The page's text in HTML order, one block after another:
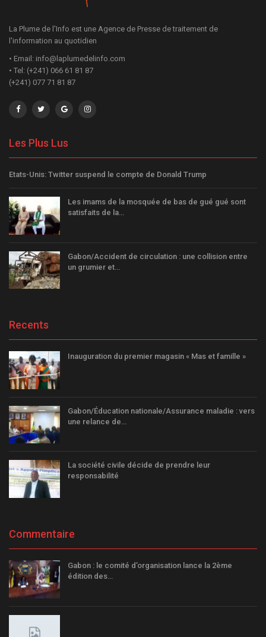
La Plume de l'Info est une Agence de Presse de traitement de
l'information au quotidien
• Email: info@laplumedelinfo.com
• Tel: (+241) 066 61 81 87
(+241) 077 71 81 87
Les Plus Lus
Etats-Unis: Twitter suspend le compte de Donald Trump
Les imams de la mosquée de bas de gué gué sont
satisfaits de la…
Gabon/Accident de circulation : une collision entre
un grumier et…
Recents
Inauguration du premier magasin « Mas et famille »
Gabon/Éducation nationale/Assurance maladie : vers
une relance de…
La société civile décide de prendre leur
responsabilité
Commentaire
Gabon : le comité d’organisation lance la 2ème
édition des…